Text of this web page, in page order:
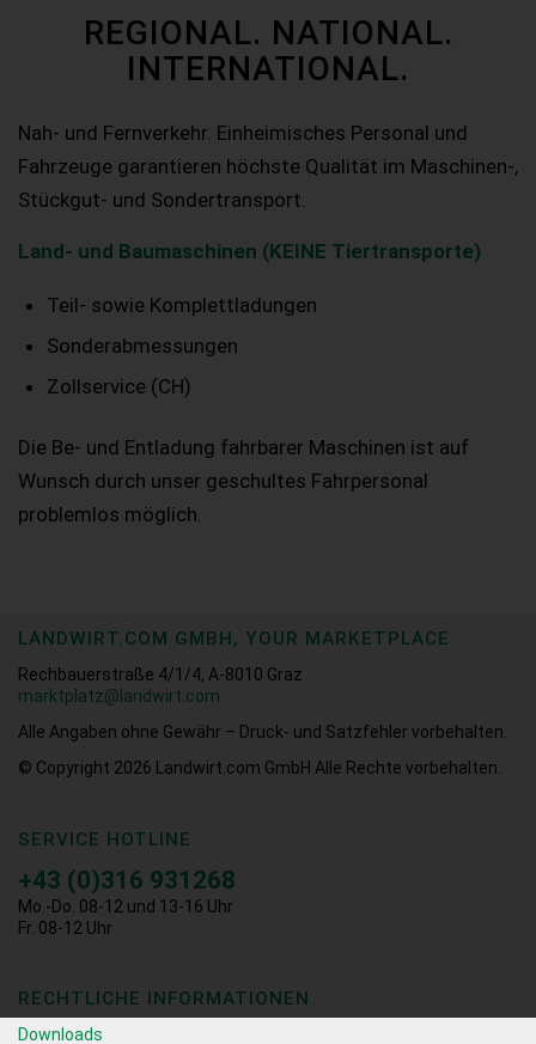
REGIONAL. NATIONAL.
INTERNATIONAL.
Nah- und Fernverkehr. Einheimisches Personal und
Fahrzeuge garantieren höchste Qualität im Maschinen-,
Stückgut- und Sondertransport.
Land- und Baumaschinen (KEINE Tiertransporte)
Teil- sowie Komplettladungen
Sonderabmessungen
Zollservice (CH)
Die Be- und Entladung fahrbarer Maschinen ist auf
Wunsch durch unser geschultes Fahrpersonal
problemlos möglich.
LANDWIRT.COM GMBH, YOUR MARKETPLACE
Rechbauerstraße 4/1/4, A-8010 Graz
marktplatz@landwirt.com
Alle Angaben ohne Gewähr – Druck- und Satzfehler vorbehalten.
© Copyright 2026
Landwirt.com GmbH Alle Rechte vorbehalten.
SERVICE HOTLINE
+43 (0)316 931268
Mo.-Do. 08-12 und 13-16 Uhr
Fr. 08-12 Uhr
RECHTLICHE INFORMATIONEN
Downloads